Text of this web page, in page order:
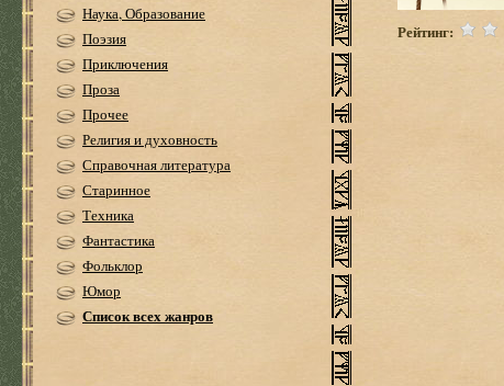
Наука, Образование
Поэзия
Приключения
Проза
Прочее
Религия и духовность
Справочная литература
Старинное
Техника
Фантастика
Фольклор
Юмор
Список всех жанров
Рейтинг: